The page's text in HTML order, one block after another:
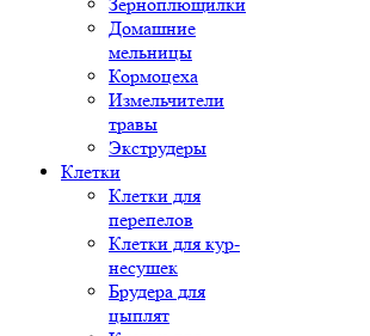
Домашние
мельницы
Кормоцеха
Измельчители
травы
Экструдеры
Клетки
Клетки для
перепелов
Клетки для кур-
несушек
Брудера для
цыплят